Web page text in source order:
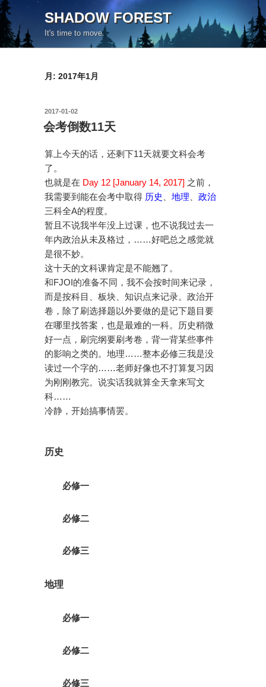
コ
ン
テ
ン
SHADOW FOREST
It's time to move.
月: 2017年1月
投
稿
日:
2017-01-02
会考倒数11天
算上今天的话，还剩下11天就要文科会考
了。
也就是在 Day 12 [January 14, 2017]之前，
我需要到能在会考中取得 历史 地理
政治
三科全A的程度。
暂且不说我半年没上过课，也不说我过去一
年内政治从未及格过，……好吧总之感觉就
是很不妙。
这十天的文科课肯定是不能翘了。
和FJOI的准备不同，我不会按时间来记录，
而是按科目、板块、知识点来记录。政治开
卷，除了刷选择题以外要做的是记下题目要
在哪里找答案，也是最难的一科。历史稍微
好一点，刷完纲要刷考卷，背一背某些事件
的影响之类的。地理……整本必修三我是没
读过一个字的……老师好像也不打算复习因
为刚刚教完。说实话我就算全天拿来写文
科……
冷静，开始搞事情罢。
历史
必修一
必修二
必修三
地理
必修一
必修二
必修三